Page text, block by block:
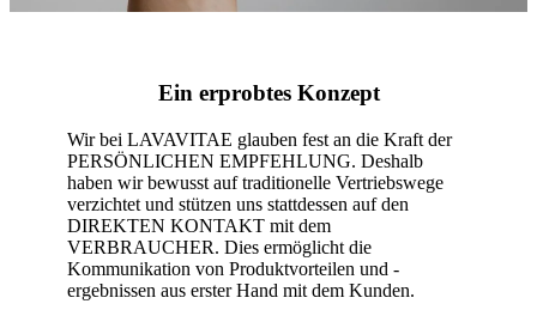
Ein erprobtes Konzept
Wir bei LAVAVITAE glauben fest an die Kraft der
PERSÖNLICHEN EMPFEHLUNG. Deshalb
haben wir bewusst auf traditionelle Vertriebswege
verzichtet und stützen uns stattdessen auf den
DIREKTEN KONTAKT mit dem
VERBRAUCHER. Dies ermöglicht die
Kommunikation von Produktvorteilen und -
ergebnissen aus erster Hand mit dem Kunden.